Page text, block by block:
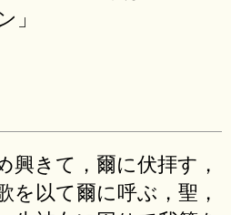
」
興きて，爾に伏拝す，
を以て爾に呼ぶ，聖，